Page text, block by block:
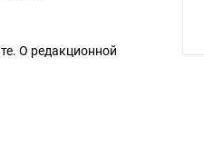
О редакционной